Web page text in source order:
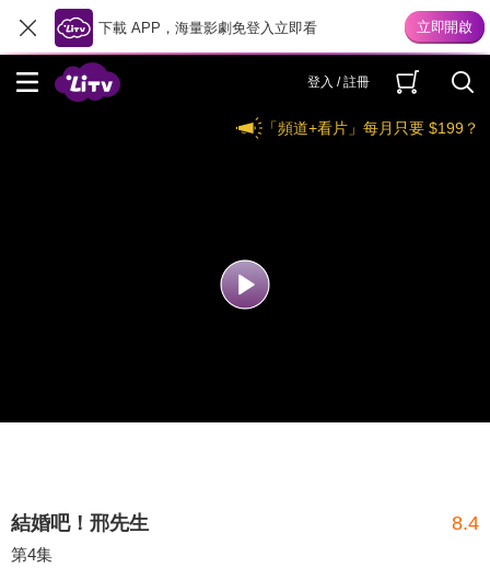
下載 APP，海量影劇免登入立即看
登入 / 註冊
「頻道+看片」每月只要 $199？
結婚吧！邢先生 8.4
第4集